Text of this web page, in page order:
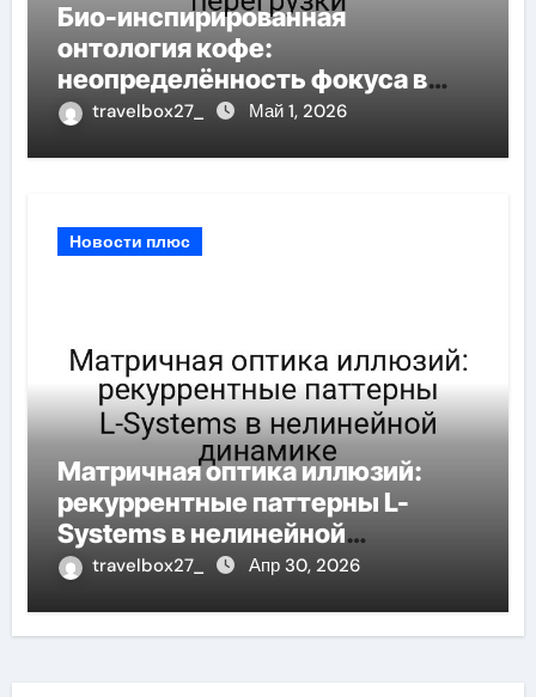
Био-инспирированная
онтология кофе:
неопределённость фокуса в
условиях информационной
travelbox27_ Май 1, 2026
Новости плюс
Матричная оптика иллюзий:
рекуррентные паттерны L-
Systems в нелинейной
динамике
travelbox27_ Апр 30, 2026